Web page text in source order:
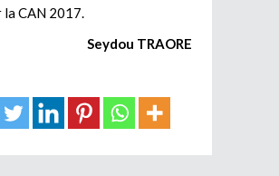
CAN 2017.
Seydou TRAORE